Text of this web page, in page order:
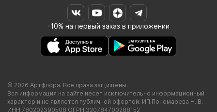
-10% на первый заказ в приложении
© 2026 Артфлора. Все права защищены.
Вся информация на сайте несет исключительно информационный
характер и не является публичной офертой. ИП Пономарева Н. В.
ИНН 780202390508 ОГРН 320784700288152